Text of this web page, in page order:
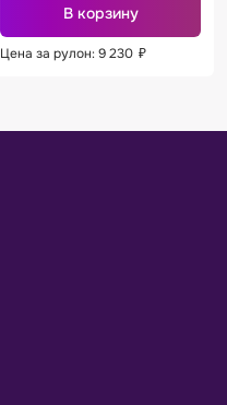
В корзину
Цена за рулон: 9 230 ₽